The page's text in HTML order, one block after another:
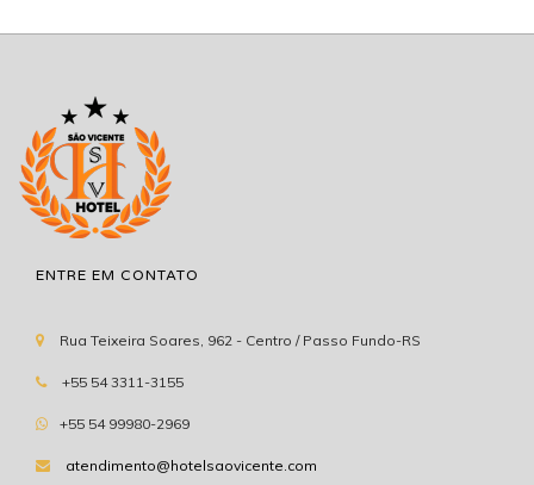
ENTRE EM CONTATO
Rua Teixeira Soares, 962 - Centro / Passo Fundo-RS
+55 54 3311-3155
+55 54 99980-2969
atendimento@hotelsaovicente.com